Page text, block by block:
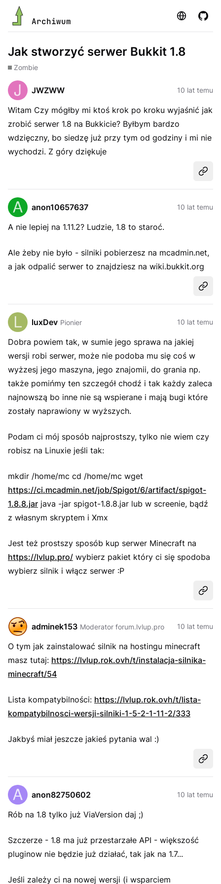
Archiwum Strona
Jak stworzyć serwer Bukkit 1.8
Zombie
JWZWW 10 lat temu
Witam Czy mógłby mi ktoś krok po kroku wyjaśnić jak
zrobić serwer 1.8 na Bukkicie? Byłbym bardzo
wdzięczny, bo siedzę już przy tym od godziny i mi nie
wychodzi. Z góry dziękuje
anon10657637 10 lat temu
A nie lepiej na 1.11.2? Ludzie, 1.8 to staroć.
Ale żeby nie było - silniki pobierzesz na mcadmin.net,
a jak odpalić serwer to znajdziesz na wiki.bukkit.org
luxDev Pionier 10 lat temu
Dobra powiem tak, w sumie jego sprawa na jakiej
wersji robi serwer, może nie podoba mu się coś w
wyżzesj jego maszyna, jego znajomii, do grania np.
także pomińmy ten szczegół chodź i tak każdy zaleca
najnowszą bo inne nie są wspierane i mają bugi które
zostały naprawiony w wyższych.
Podam ci mój sposób najprostszy, tylko nie wiem czy
robisz na Linuxie jeśli tak:
mkdir /home/mc cd /home/mc wget
https://ci.mcadmin.net/job/Spigot/6/artifact/spigot-
1.8.8.jar java -jar spigot-1.8.8.jar lub w screenie, bądź
z własnym skryptem i Xmx
Jest też prostszy sposób kup serwer Minecraft na
https://lvlup.pro/ wybierz pakiet który ci się spodoba
wybierz silnik i włącz serwer :P
adminek153 Moderator forum.lvlup.pro 10 lat temu
O tym jak zainstalować silnik na hostingu minecraft
masz tutaj: https://lvlup.rok.ovh/t/instalacja-silnika-
minecraft/54
Lista kompatybilności: https://lvlup.rok.ovh/t/lista-
kompatybilnosci-wersji-silniki-1-5-2-1-11-2/333
Jakbyś miał jeszcze jakieś pytania wal :)
anon82750602 10 lat temu
Rób na 1.8 tylko już ViaVersion daj ;)
Szczerze - 1.8 ma już przestarzałe API - większość
pluginow nie będzie już działać, tak jak na 1.7...
Jeśli zależy ci na nowej wersji (i wsparciem